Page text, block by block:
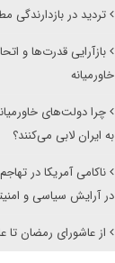
تردید در بازدارندگی
بازآرایی قدرت‌ها و
خاورمیانه
چرا دولت‌های
به ایران لابی می‌کنند؟
ناکامی آمریکا در
در آرایش سیاسی و
از عاشورای رمضان تا